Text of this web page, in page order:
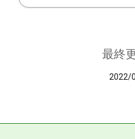
最終
2022/